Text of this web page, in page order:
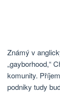
Známý v
„gayborhood,“
komunity.
podniky tudy